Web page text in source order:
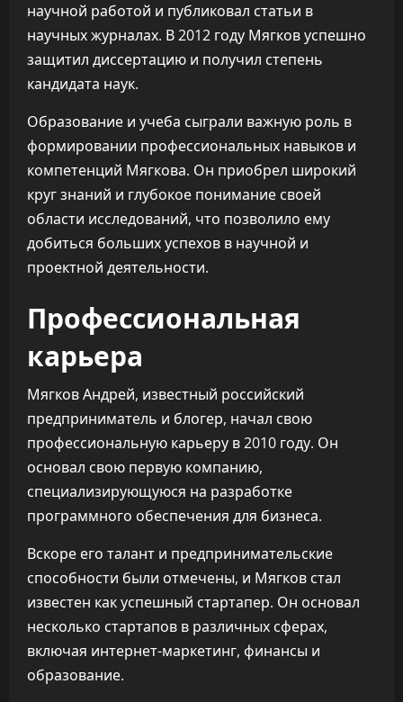
научной работой и публиковал статьи в
научных журналах. В 2012 году Мягков успешно
защитил диссертацию и получил степень
кандидата наук.
Образование и учеба сыграли важную роль в
формировании профессиональных навыков и
компетенций Мягкова. Он приобрел широкий
круг знаний и глубокое понимание своей
области исследований, что позволило ему
добиться больших успехов в научной и
проектной деятельности.
Профессиональная
карьера
Мягков Андрей, известный российский
предприниматель и блогер, начал свою
профессиональную карьеру в 2010 году. Он
основал свою первую компанию,
специализирующуюся на разработке
программного обеспечения для бизнеса.
Вскоре его талант и предпринимательские
способности были отмечены, и Мягков стал
известен как успешный стартапер. Он основал
несколько стартапов в различных сферах,
включая интернет-маркетинг, финансы и
образование.